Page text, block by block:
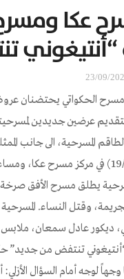
عكا
الحكواتي يحتضنان
عرضين جديدين
المسرحية، الى جانب
يطلق مسرح الأفق صرخة
وقتل النساء.
ديكور عادل سمعان،
تنتفض من جديد”
لوجه أمام السؤال